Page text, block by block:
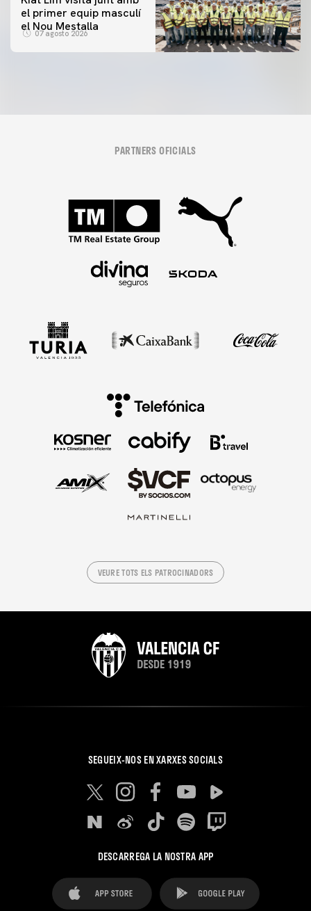
el primer equip masculí
el Nou Mestalla
07 agosto 2026
PARTNERS OFICIALS
VEURE TOTS ELS PATROCINADORS
SEGUEIX-NOS EN XARXES SOCIALS
DESCARREGA LA NOSTRA APP